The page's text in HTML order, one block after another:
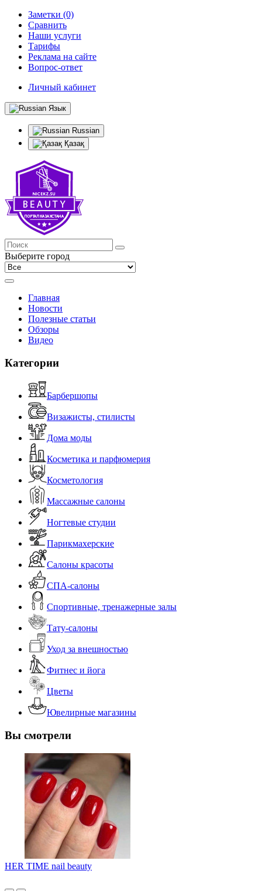
Заметки (0)
Сравнить
Наши услуги
Тарифы
Реклама на сайте
Вопрос-ответ
Личный кабинет
Язык
Russian
Қазақ
Выберите город
Главная
Новости
Полезные статьи
Обзоры
Видео
Категории
Барбершопы
Визажисты, стилисты
Дома моды
Косметика и парфюмерия
Косметология
Массажные салоны
Ногтевые студии
Парикмахерские
Салоны красоты
СПА-салоны
Спортивные, тренажерные залы
Тату-салоны
Уход за внешностью
Фитнес и йога
Цветы
Ювелирные магазины
Вы смотрели
HER TIME nail beauty